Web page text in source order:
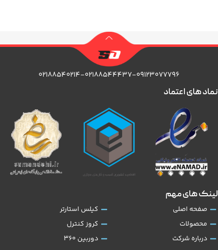
۰۲۱۸۸۵۴۰۲۱۴-۰۲۱۸۸۵۴۴۴۳۷-۰۹۱۲۳۰۷۷۷۹۶
لینک های مهم
صفحه اصلی
محصولات
درباره شرکت
کیلس استارتر
کروز کنترل
دوربین 360
نماد های اعتماد